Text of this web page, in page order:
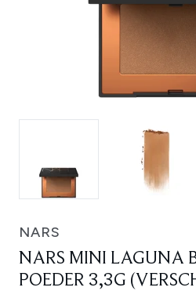
NARS
NARS MINI LAGUNA
POEDER 3,3G